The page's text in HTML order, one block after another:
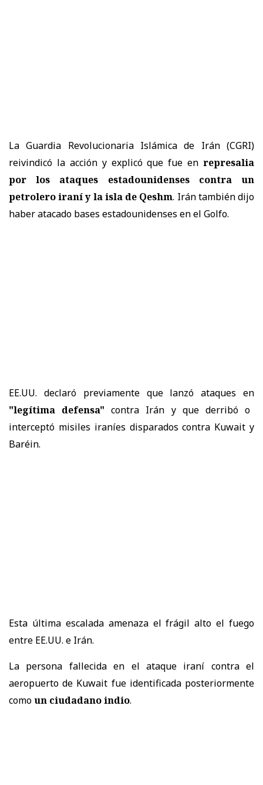
La Guardia Revolucionaria Islámica de Irán (CGRI)
reivindicó la acción y explicó que fue en represalia
por los ataques estadounidenses contra un
petrolero iraní y la isla de Qeshm. Irán también dijo
haber atacado bases estadounidenses en el Golfo.
EE.UU. declaró previamente que lanzó ataques en
"legítima defensa" contra Irán y que derribó o
interceptó misiles iraníes disparados contra Kuwait y
Baréin.
Esta última escalada amenaza el frágil alto el fuego
entre EE.UU. e Irán.
La persona fallecida en el ataque iraní contra el
aeropuerto de Kuwait fue identificada posteriormente
comoun ciudadano indio.